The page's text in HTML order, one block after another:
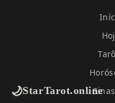
🌙StarTarot.online
Tarô